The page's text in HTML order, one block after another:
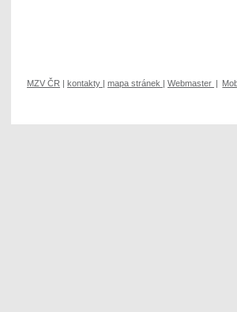
MZV ČR | kontakty | mapa stránek | Webmaster |